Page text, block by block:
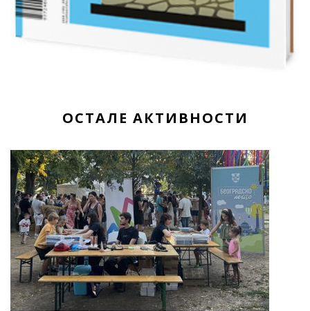
ОСТАЛЕ АКТИВНОСТИ